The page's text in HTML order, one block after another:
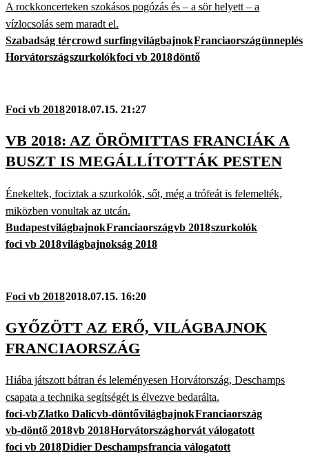
A rockkoncerteken szokásos pogózás és – a sör helyett – a
vízlocsolás sem maradt el.
Szabadság tércrowd surfingvilágbajnokFranciaországünneplés
Horvátországszurkolókfoci vb 2018döntő
Foci vb 20182018.07.15. 21:27
VB 2018: AZ ÖRÖMITTAS FRANCIÁK A
BUSZT IS MEGÁLLÍTOTTÁK PESTEN
Énekeltek, fociztak a szurkolók, sőt, még a trófeát is felemelték,
miközben vonultak az utcán.
BudapestvilágbajnokFranciaországvb 2018szurkolók
foci vb 2018világbajnokság 2018
Foci vb 20182018.07.15. 16:20
GYŐZÖTT AZ ERŐ, VILÁGBAJNOK
FRANCIAORSZÁG
Hiába játszott bátran és leleményesen Horvátország, Deschamps
csapata a technika segítségét is élvezve bedarálta.
foci-vbZlatko Dalicvb-döntővilágbajnokFranciaország
vb-döntő 2018vb 2018Horvátországhorvát válogatott
foci vb 2018Didier Deschampsfrancia válogatott